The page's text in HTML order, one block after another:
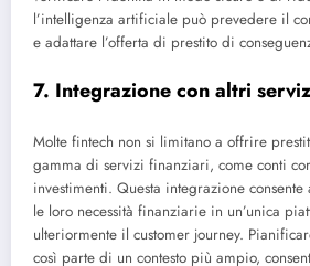
l’intelligenza artificiale può prevedere il
e adattare l’offerta di prestito di
7. Integrazione con altri
Molte fintech non si limitano a offrire
gamma di servizi finanziari, come conti
investimenti. Questa integrazione
le loro necessità finanziarie in un’unica
ulteriormente il customer journey.
così parte di un contesto più ampio,